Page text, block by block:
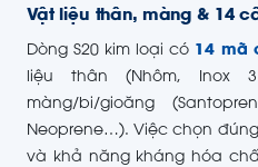
Vật liệu thân, màng & 14
Dòng S20 kim loại có 14 mã
liệu thân (Nhôm, Inox
màng/bi/gioăng
Neoprene…). Việc chọn
và khả năng kháng hóa